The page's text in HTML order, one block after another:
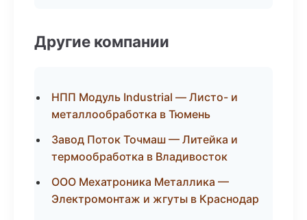
Другие компании
НПП Модуль Industrial — Листо- и
металлообработка в Тюмень
Завод Поток Точмаш — Литейка и
термообработка в Владивосток
ООО Мехатроника Металлика —
Электромонтаж и жгуты в Краснодар